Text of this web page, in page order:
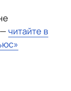
читайте в